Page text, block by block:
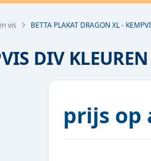
vis BETTA PLAKAT DRAGON XL -
DIV KLEUREN
prijs op